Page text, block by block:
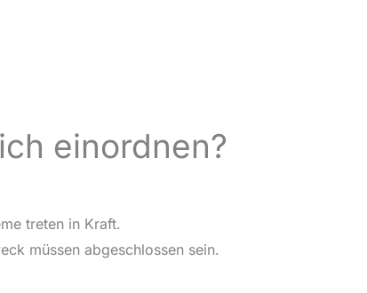
einordnen?
treten in Kraft.
müssen abgeschlossen sein.